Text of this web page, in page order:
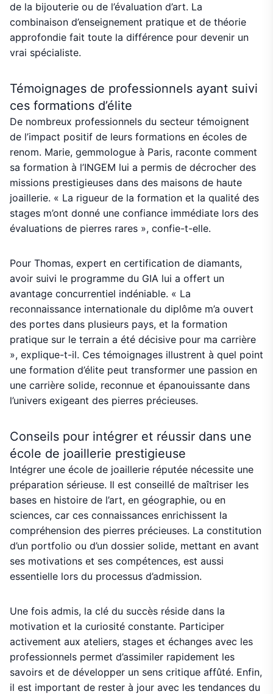
de la bijouterie ou de l’évaluation d’art. La
combinaison d’enseignement pratique et de théorie
approfondie fait toute la différence pour devenir un
vrai spécialiste.
Témoignages de professionnels ayant suivi
ces formations d’élite
De nombreux professionnels du secteur témoignent
de l’impact positif de leurs formations en écoles de
renom. Marie, gemmologue à Paris, raconte comment
sa formation à l’INGEM lui a permis de décrocher des
missions prestigieuses dans des maisons de haute
joaillerie. « La rigueur de la formation et la qualité des
stages m’ont donné une confiance immédiate lors des
évaluations de pierres rares », confie-t-elle.
Pour Thomas, expert en certification de diamants,
avoir suivi le programme du GIA lui a offert un
avantage concurrentiel indéniable. « La
reconnaissance internationale du diplôme m’a ouvert
des portes dans plusieurs pays, et la formation
pratique sur le terrain a été décisive pour ma carrière
», explique-t-il. Ces témoignages illustrent à quel point
une formation d’élite peut transformer une passion en
une carrière solide, reconnue et épanouissante dans
l’univers exigeant des pierres précieuses.
Conseils pour intégrer et réussir dans une
école de joaillerie prestigieuse
Intégrer une école de joaillerie réputée nécessite une
préparation sérieuse. Il est conseillé de maîtriser les
bases en histoire de l’art, en géographie, ou en
sciences, car ces connaissances enrichissent la
compréhension des pierres précieuses. La constitution
d’un portfolio ou d’un dossier solide, mettant en avant
ses motivations et ses compétences, est aussi
essentielle lors du processus d’admission.
Une fois admis, la clé du succès réside dans la
motivation et la curiosité constante. Participer
activement aux ateliers, stages et échanges avec les
professionnels permet d’assimiler rapidement les
savoirs et de développer un sens critique affûté. Enfin,
il est important de rester à jour avec les tendances du